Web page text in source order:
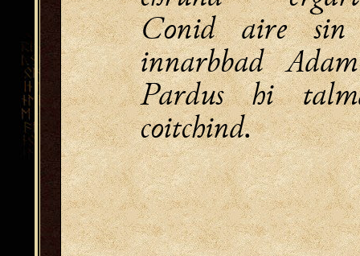
Conid aire
innarbbad
Pardus hi
coitchind.